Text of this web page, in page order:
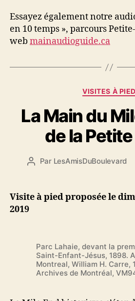
Essayez également notre
en 10 temps », parcours
web mainaudioguide.ca
VISITES À PIED
La Main du
de la
Auteur
Par LesAmisDuBoulevard
Visite à pied proposée le
2019
Parc Lahaie, devant la
Saint-Enfant-Jésus, 1898.
Montreal, William H. Carre,
Archives de Montréal,